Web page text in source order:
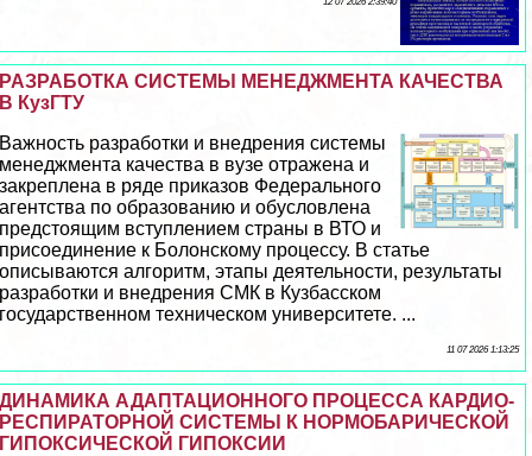
РАЗРАБОТКА СИСТЕМЫ МЕНЕДЖМЕНТА КАЧЕСТВА
В КузГТУ
Важность разработки и внедрения системы
менеджмента качества в вузе отражена и
закреплена в ряде приказов Федерального
агентства по образованию и обусловлена
предстоящим вступлением страны в ВТО и
присоединение к Болонскому процессу. В статье
описываются алгоритм, этапы деятельности, результаты
разработки и внедрения СМК в Кузбасском
государственном техническом университете. ...
11 07 2026 1:13:25
ДИНАМИКА АДАПТАЦИОННОГО ПРОЦЕССА КАРДИО-
РЕСПИРАТОРНОЙ СИСТЕМЫ К НОРМОБАРИЧЕСКОЙ
ГИПОКСИЧЕСКОЙ ГИПОКСИИ